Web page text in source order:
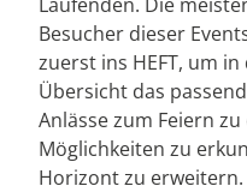
Besucher dieser
zuerst ins HEFT, um
Übersicht das
Anlässe zum Feiern
Möglichkeiten zu
Horizont zu erweitern.